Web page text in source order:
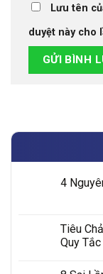
Lưu tên
duyệt này cho
4
Tiêu
Quy